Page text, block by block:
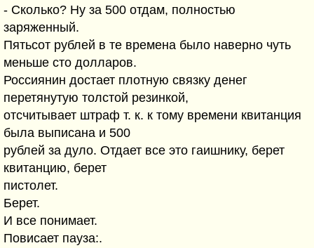
- Сколько? Ну за 500 отдам, полностью
заряженный.
Пятьсот рублей в те времена было наверно чуть
меньше сто долларов.
Россиянин достает плотную связку денег
перетянутую толстой резинкой,
отсчитывает штраф т. к. к тому времени квитанция
была выписана и 500
рублей за дуло. Отдает все это гаишнику, берет
квитанцию, берет
пистолет.
Берет.
И все понимает.
Повисает пауза:.